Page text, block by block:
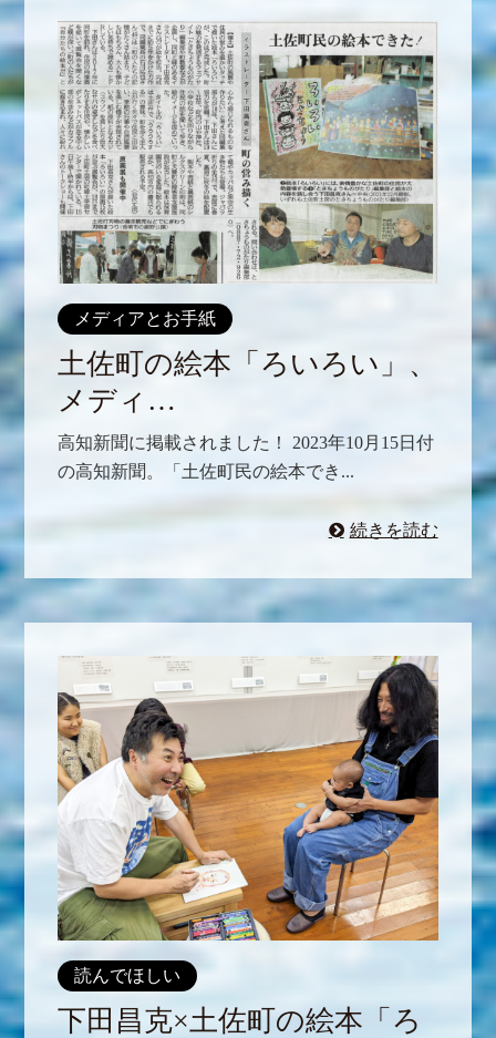
メディアとお手紙
土佐町の絵本「ろいろい」、
メディ…
高知新聞に掲載されました！ 2023年10月15日付
の高知新聞。「土佐町民の絵本でき...
続きを読む
読んでほしい
下田昌克×土佐町の絵本「ろ